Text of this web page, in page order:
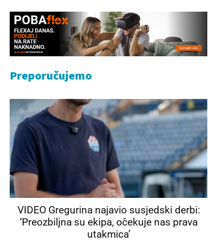
Preporučujemo
VIDEO Gregurina najavio susjedski derbi:
‘Preozbiljna su ekipa, očekuje nas prava
utakmica’